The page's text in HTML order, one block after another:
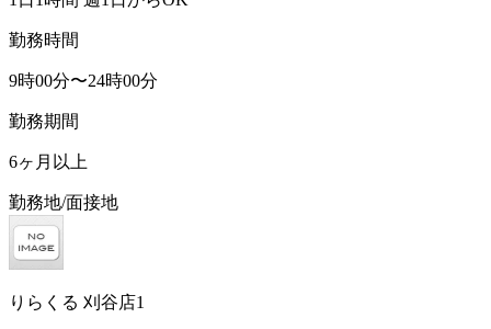
勤務時間
9時00分〜24時00分
勤務期間
6ヶ月以上
勤務地/面接地
りらくる 刈谷店1